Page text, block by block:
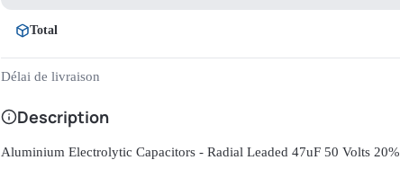
Total
Délai de livraison
Description
Aluminium Electrolytic Capacitors - Radial Leaded 47uF 50 Volts 20%